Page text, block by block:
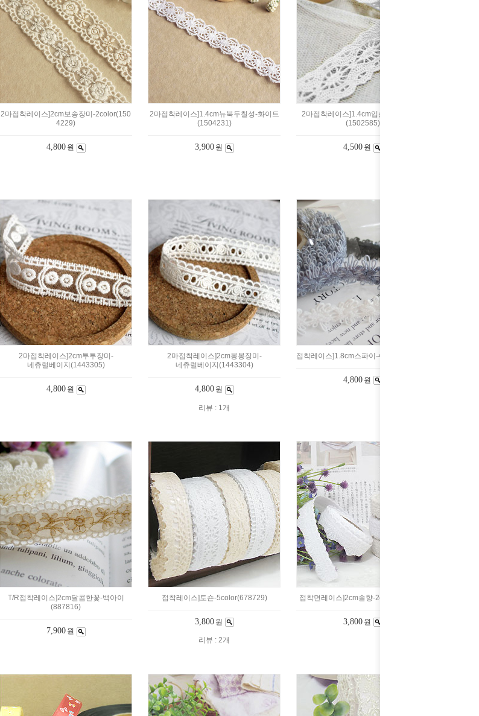
2마접착레이스]2cm보송장미-2color(150
4229)
4,800 원
2마접착레이스]1.4cm뉴북두칠성-화이트
(1504231)
3,900 원
2마접착레이스]1.4cm입술-백아이보리
(1502585)
4,500 원
2마접착레이스]2cm투투장미-
네츄럴베이지(1443305)
4,800 원
2마접착레이스]2cm봉봉장미-
네츄럴베이지(1443304)
4,800 원
리뷰 : 1개
접착레이스]1.8cm스파이-4color(903955)
4,800 원
T/R접착레이스]2cm달콤한꽃-백아이
(887816)
7,900 원
접착레이스]토숀-5color(678729)
3,800 원
리뷰 : 2개
접착면레이스]2cm솔향-2color(679170)
3,800 원